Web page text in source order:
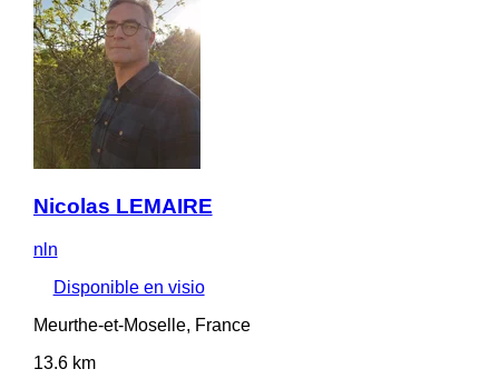
Nicolas LEMAIRE
nln
Disponible en visio
Meurthe-et-Moselle, France
13.6 km